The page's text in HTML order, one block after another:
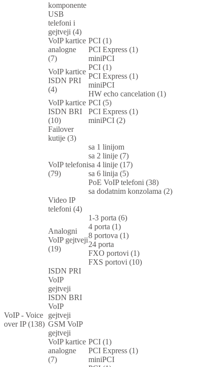
komponente
USB
telefoni i
gejtveji (4)
VoIP kartice
analogne
(7)
PCI (1)
PCI Express (1)
miniPCI
VoIP kartice
ISDN PRI
(4)
PCI (1)
PCI Express (1)
miniPCI
HW echo cancelation (1)
VoIP kartice
ISDN BRI
(10)
PCI (5)
PCI Express (1)
miniPCI (2)
Failover
kutije (3)
VoIP - Voice
over IP (138)
VoIP telefoni
(79)
sa 1 linijom
sa 2 linije (7)
sa 4 linije (17)
sa 6 linija (5)
PoE VoIP telefoni (38)
sa dodatnim konzolama (2)
Video IP
telefoni (4)
Analogni
VoIP gejtveji
(19)
1-3 porta (6)
4 porta (1)
8 portova (1)
24 porta
FXO portovi (1)
FXS portovi (10)
ISDN PRI
VoIP
gejtveji
ISDN BRI
VoIP
gejtveji
GSM VoIP
gejtveji
VoIP kartice
analogne
(7)
PCI (1)
PCI Express (1)
miniPCI